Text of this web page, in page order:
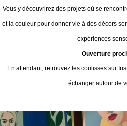
Vous y découvrirez des projets où se
et la couleur pour donner vie à des décors
expériences
Ouverture
En attendant, retrouvez les coulisses sur
échanger autour de